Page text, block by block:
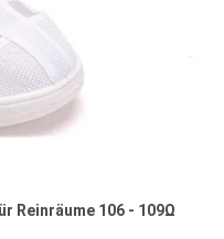
Reinräume 106 - 109Ω